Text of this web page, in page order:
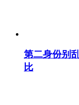
第二身份别
比